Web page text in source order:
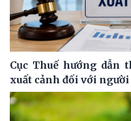
Cục Thuế hướng dẫn
xuất cảnh đối với